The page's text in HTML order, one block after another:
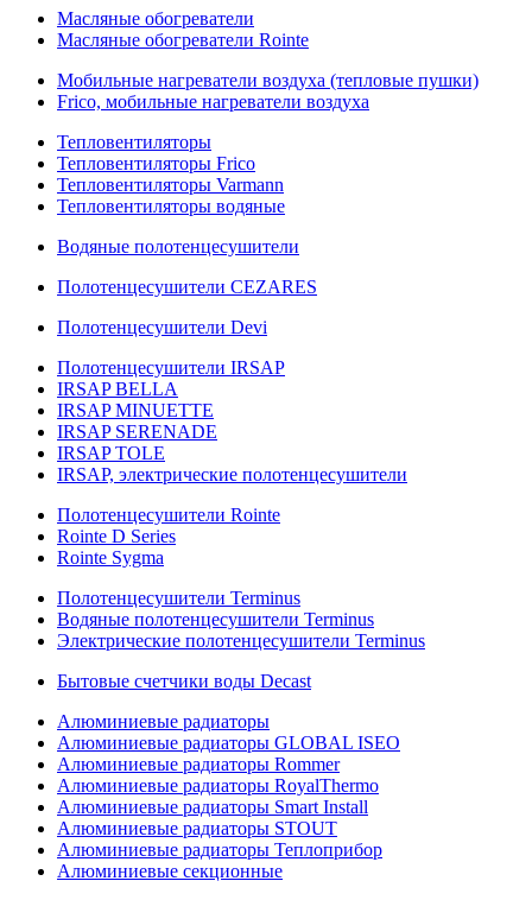
Масляные обогреватели
Масляные обогреватели Rointe
Мобильные нагреватели воздуха (тепловые пушки)
Frico, мобильные нагреватели воздуха
Тепловентиляторы
Тепловентиляторы Frico
Тепловентиляторы Varmann
Тепловентиляторы водяные
Водяные полотенцесушители
Полотенцесушители CEZARES
Полотенцесушители Devi
Полотенцесушители IRSAP
IRSAP BELLA
IRSAP MINUETTE
IRSAP SERENADE
IRSAP TOLE
IRSAP, электрические полотенцесушители
Полотенцесушители Rointe
Rointe D Series
Rointe Sygma
Полотенцесушители Terminus
Водяные полотенцесушители Terminus
Электрические полотенцесушители Terminus
Бытовые счетчики воды Decast
Алюминиевые радиаторы
Алюминиевые радиаторы GLOBAL ISEO
Алюминиевые радиаторы Rommer
Алюминиевые радиаторы RoyalThermo
Алюминиевые радиаторы Smart Install
Алюминиевые радиаторы STOUT
Алюминиевые радиаторы Теплоприбор
Алюминиевые секционные